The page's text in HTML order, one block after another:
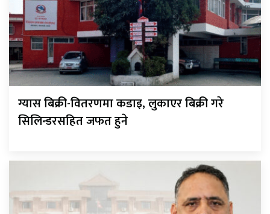
ग्यास बिक्री-वितरणमा कडाइ, लुकाएर बिक्री गरे
सिलिन्डरसहित जफत हुने